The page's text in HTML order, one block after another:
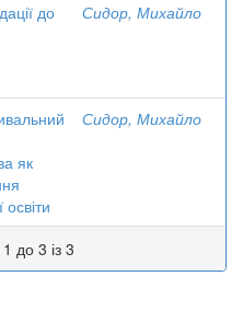
до
Сидор, Михайло
як
Сидор, Михайло
до 3 із 3